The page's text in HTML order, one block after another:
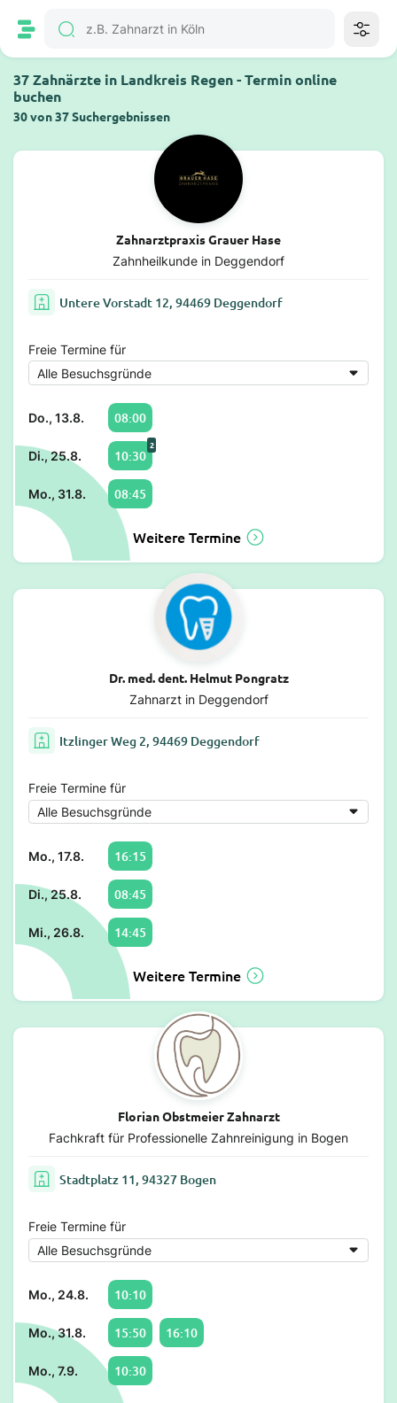
37 Zahnärzte in Landkreis Regen - Termin online
buchen
30 von 37 Suchergebnissen
Zahnarztpraxis Grauer Hase
Zahnheilkunde in Deggendorf
Untere Vorstadt 12, 94469 Deggendorf
Freie Termine für
Do., 13.8. 08:00
Di., 25.8. 10:30
2
Mo., 31.8. 08:45
Weitere Termine
Dr. med. dent. Helmut Pongratz
Zahnarzt in Deggendorf
Itzlinger Weg 2, 94469 Deggendorf
Freie Termine für
Mo., 17.8. 16:15
Di., 25.8. 08:45
Mi., 26.8. 14:45
Weitere Termine
Florian Obstmeier Zahnarzt
Fachkraft für Professionelle Zahnreinigung in Bogen
Stadtplatz 11, 94327 Bogen
Freie Termine für
Mo., 24.8. 10:10
Mo., 31.8. 15:50 16:10
Mo., 7.9. 10:30